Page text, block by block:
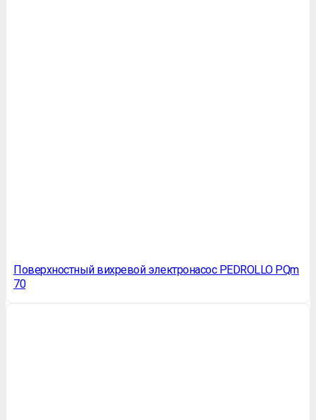
Поверхностный вихревой электронасос PEDROLLO PQm
70